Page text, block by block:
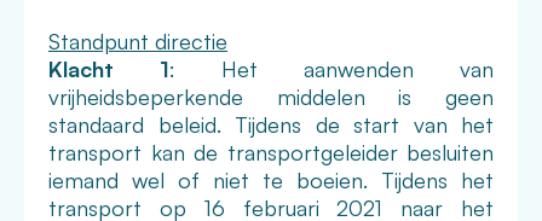
Standpunt directie
Klacht 1: Het aanwenden van
vrijheidsbeperkende middelen is geen
standaard beleid. Tijdens de start van het
transport kan de transportgeleider besluiten
iemand wel of niet te boeien. Tijdens het
transport op 16 februari 2021 naar het